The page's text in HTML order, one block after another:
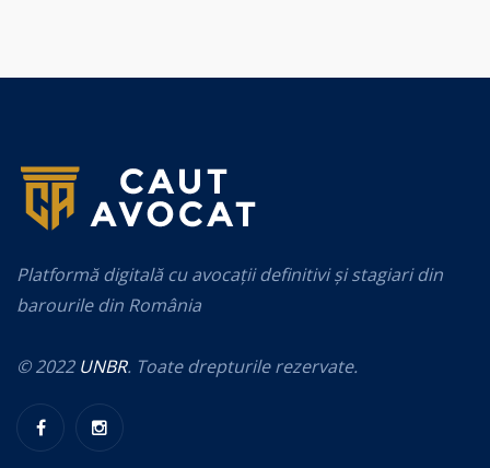
Platformă digitală cu avocații definitivi și stagiari din
barourile din România
© 2022 UNBR. Toate drepturile rezervate.